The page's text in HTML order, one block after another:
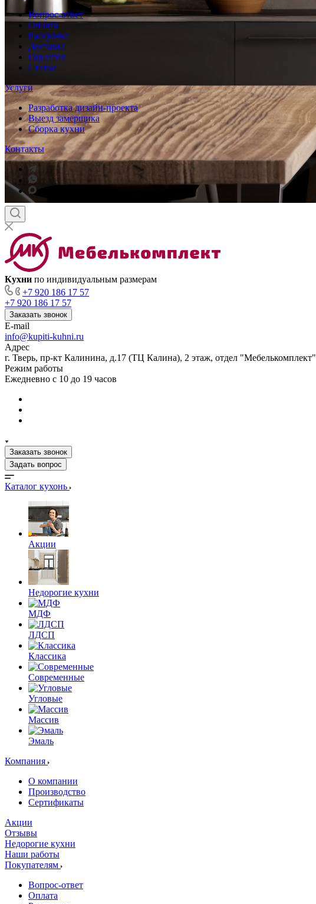
Вопрос-ответ
Оплата
Рассрочка
Доставка
Гарантия
Статьи
Услуги
Разработка дизайн-проекта
Выезд замерщика
Сборка кухни
Контакты
Кухни по индивидуальным размерам
+7 920 186 17 57
+7 920 186 17 57
Заказать звонок
E-mail
info@kupiti-kuhni.ru
Адрес
г. Тверь, пр-кт Калинина, д.17 (ТЦ Калина), 2 этаж, отдел "Мебелькомплект"
Режим работы
Ежедневно с 10 до 19 часов
Заказать звонок
Задать вопрос
Каталог кухонь
Акции
Недорогие кухни
МДФ
ЛДСП
Классика
Современные
Угловые
Массив
Эмаль
Компания
О компании
Производство
Сертификаты
Акции
Отзывы
Недорогие кухни
Наши работы
Покупателям
Вопрос-ответ
Оплата